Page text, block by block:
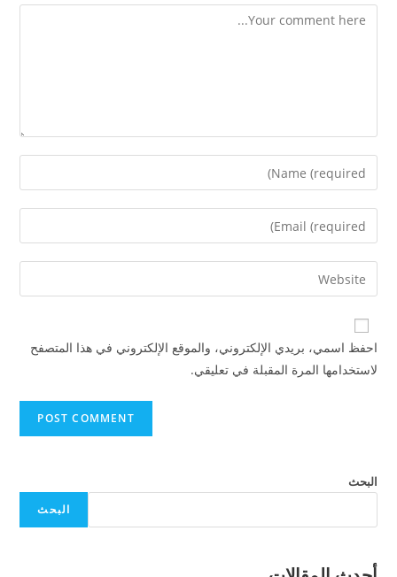
احفظ اسمي، بريدي الإلكتروني، والموقع الإلكتروني في هذا المتصفح
لاستخدامها المرة المقبلة في تعليقي.
البحث
البحث